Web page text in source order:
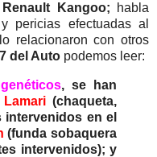
Kangoo; habla
pericias efectuadas al
relacionaron con otros
del Auto podemos leer:
, se han
(chaqueta,
en el
(funda sobaquera
intervenidos); y